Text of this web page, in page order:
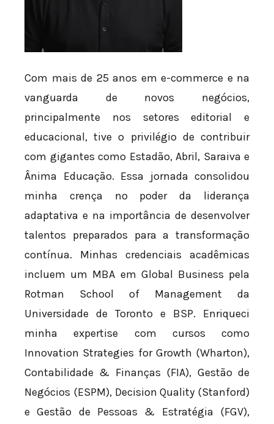
Com mais de 25 anos em e-commerce e na
vanguarda de novos negócios,
principalmente nos setores editorial e
educacional, tive o privilégio de contribuir
com gigantes como Estadão, Abril, Saraiva e
Ânima Educação. Essa jornada consolidou
minha crença no poder da liderança
adaptativa e na importância de desenvolver
talentos preparados para a transformação
contínua. Minhas credenciais acadêmicas
incluem um MBA em Global Business pela
Rotman School of Management da
Universidade de Toronto e BSP. Enriqueci
minha expertise com cursos como
Innovation Strategies for Growth (Wharton),
Contabilidade & Finanças (FIA), Gestão de
Negócios (ESPM), Decision Quality (Stanford)
e Gestão de Pessoas & Estratégia (FGV),